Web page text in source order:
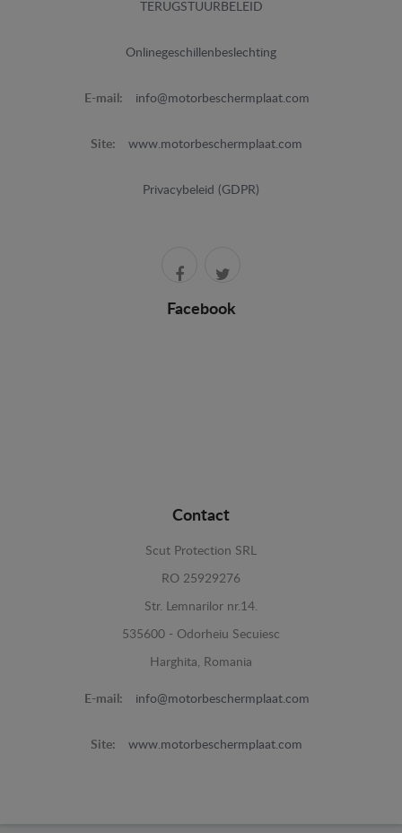
TERUGSTUURBELEID
Onlinegeschillenbeslechting
E-mail: info@motorbeschermplaat.com
Site: www.motorbeschermplaat.com
Privacybeleid (GDPR)
Facebook
Contact
Scut Protection SRL
RO 25929276
Str. Lemnarilor nr.14.
535600 - Odorheiu Secuiesc
Harghita, Romania
E-mail: info@motorbeschermplaat.com
Site: www.motorbeschermplaat.com